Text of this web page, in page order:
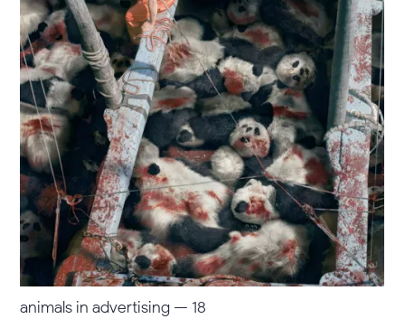
animals in advertising — 18